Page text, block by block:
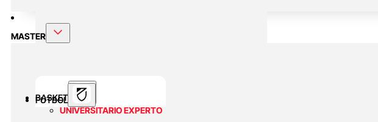
UNIVERSITARIO EXPERTO
BASKET
MASTER
FUTBOL